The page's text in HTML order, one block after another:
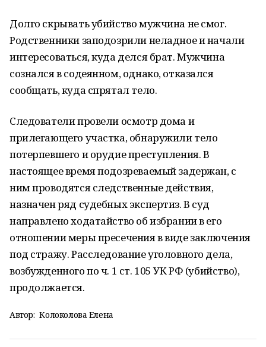
Долго скрывать убийство мужчина не смог.
Родственники заподозрили неладное и начали
интересоваться, куда делся брат. Мужчина
сознался в содеянном, однако, отказался
сообщать, куда спрятал тело.
Следователи провели осмотр дома и
прилегающего участка, обнаружили тело
потерпевшего и орудие преступления. В
настоящее время подозреваемый задержан, с
ним проводятся следственные действия,
назначен ряд судебных экспертиз. В суд
направлено ходатайство об избрании в его
отношении меры пресечения в виде заключения
под стражу. Расследование уголовного дела,
возбужденного по ч. 1 ст. 105 УК РФ (убийство),
продолжается.
Автор: Колоколова Елена